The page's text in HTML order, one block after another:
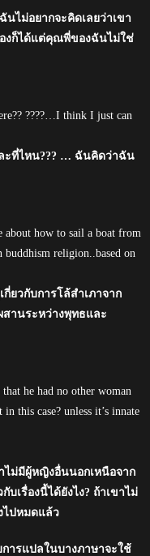
ไม่อยากจะคิดเลยว่าเขา
งก็ได้แต่คุณพี่ของฉันไม่ใช่
????…I think I just can
ละที่ไหน??? … ฉันคิดว่าฉัน
how to sail a boat from
religion..based on
วกับการโล้สำเภาจาก
สานระหว่างพุทธและ
he had no other woman
this case? unless it’s innate
ไม่มีผู้หญิงอื่นนอกเหนือจาก
บเรื่องนี้ได้ยังไง? ถ้าเขาไม่
ไปหมดแล้ว
รแปลในบางภาษาจะใช้